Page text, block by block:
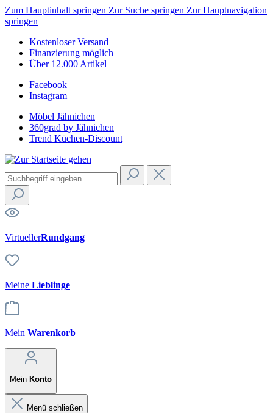
Zum Hauptinhalt springen Zur Suche springen Zur Hauptnavigation
springen
Kostenloser Versand
Finanzierung möglich
Über 12.000 Artikel
Facebook
Instagram
Möbel Jähnichen
360grad by Jähnichen
Trend Küchen-Discount
VirtuellerRundgang
Meine Lieblinge
Mein Warenkorb
Mein Konto
Menü schließen